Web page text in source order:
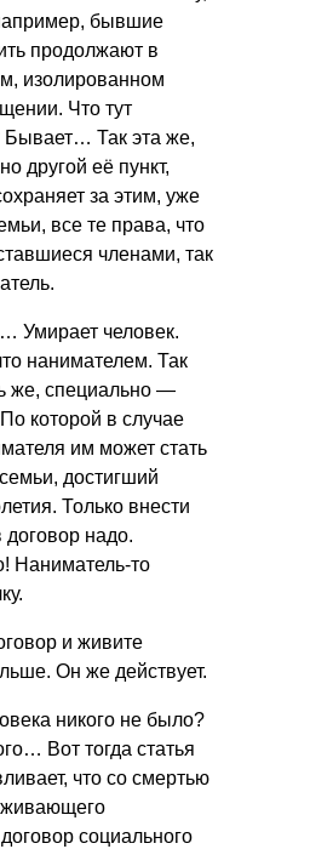
бывшие
продолжают в
изолированном
Что тут
Бывает… Так эта же,
другой её пункт,
за этим, уже
все те права, что
членами, так
Умирает человек.
нанимателем. Так
же, специально —
которой в случае
им может стать
достигший
Только внести
надо.
Наниматель-то
и живите
Он же действует.
никого не было?
Вот тогда статья
что со смертью
социального